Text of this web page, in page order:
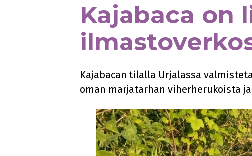
Kajabaca on
Kajabacan tilalla Urjalassa
oman marjatarhan viherherukoista